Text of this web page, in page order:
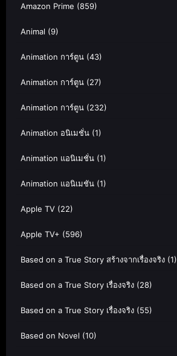
Amazon Prime (859)
Animal (9)
Animation การ์ตูน (43)
Animation การ์ตูน (27)
Animation การ์ตูน (232)
Animation อนิเมชั่น (1)
Animation แอนิเมชั่น (1)
Animation แอนิเมชัน (1)
Apple TV (22)
Apple TV+ (596)
Based on a True Story สร้างจากเรื่องจริง (1)
Based on a True Story เรื่องจริง (28)
Based on a True Story เรื่องจริง (55)
Based on Novel (10)